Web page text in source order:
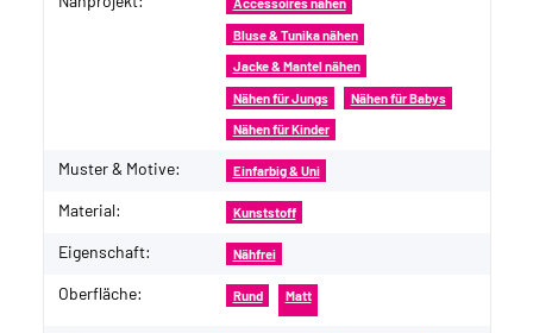
Bluse & Tunika nähen
Jacke & Mantel nähen
Nähen für Jungs Nähen für Babys
Nähen für Kinder
Muster & Motive: Einfarbig & Uni
Material: Kunststoff
Eigenschaft: Nähfrei
Oberfläche: Rund Matt